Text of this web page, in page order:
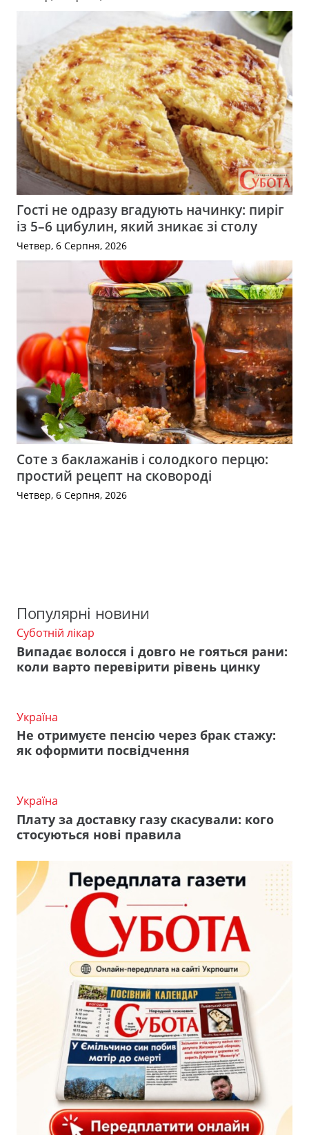
Гості не одразу вгадують начинку: пиріг
із 5–6 цибулин, який зникає зі столу
Четвер, 6 Серпня, 2026
Соте з баклажанів і солодкого перцю:
простий рецепт на сковороді
Четвер, 6 Серпня, 2026
Популярні новини
Суботній лікар
Випадає волосся і довго не гояться рани:
коли варто перевірити рівень цинку
Україна
Не отримуєте пенсію через брак стажу:
як оформити посвідчення
Україна
Плату за доставку газу скасували: кого
стосуються нові правила